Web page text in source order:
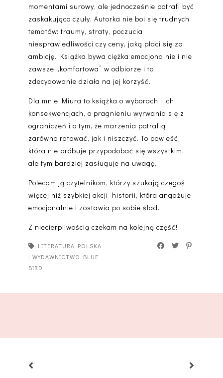
momentami surowy, ale jednocześnie potrafi być
zaskakująco czuły. Autorka nie boi się trudnych
tematów: traumy, straty, poczucia
niesprawiedliwości czy ceny, jaką płaci się za
ambicję. Książka bywa ciężka emocjonalnie i nie
zawsze „komfortowa” w odbiorze i to
zdecydowanie działa na jej korzyść.
Dla mnie Miura to książka o wyborach i ich
konsekwencjach, o pragnieniu wyrwania się z
ograniczeń i o tym, że marzenia potrafią
zarówno ratować, jak i niszczyć. To powieść,
która nie próbuje przypodobać się wszystkim,
ale tym bardziej zasługuje na uwagę.
Polecam ją czytelnikom, którzy szukają czegoś
więcej niż szybkiej akcji historii, która angażuje
emocjonalnie i zostawia po sobie ślad.
Z niecierpliwością czekam na kolejną część!
LITERATURA POLSKA
· WYDAWNICTWO BLUE
BIRD